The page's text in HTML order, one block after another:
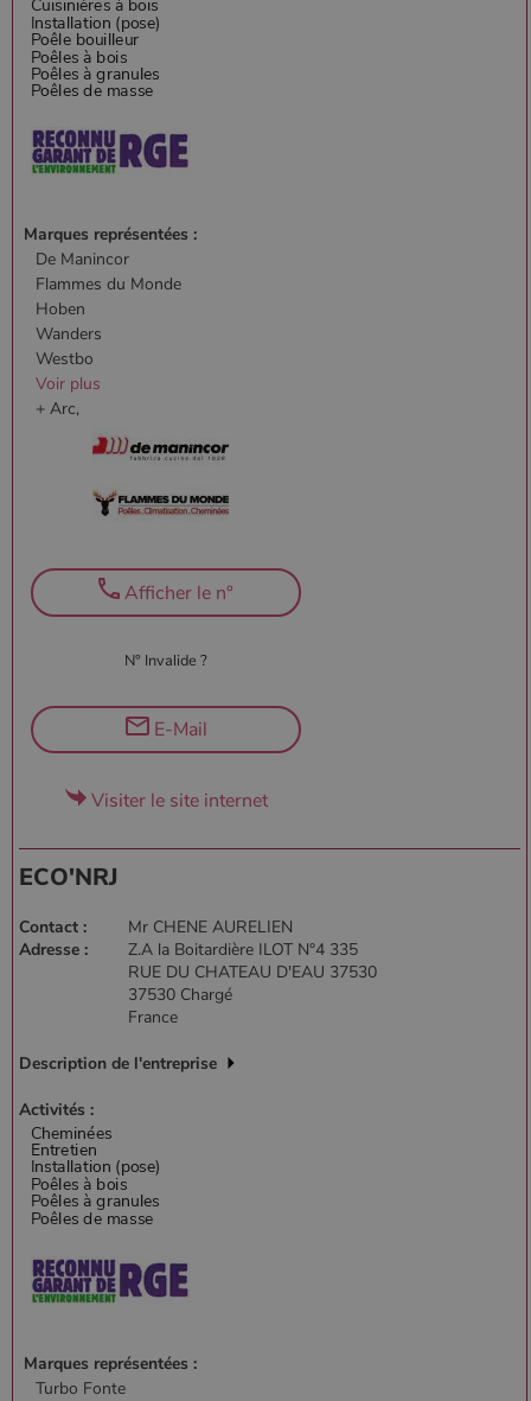
Marques représentées :
De Manincor
Flammes du Monde
Hoben
Wanders
Westbo
Voir plus
+ Arc,
N° Invalide ?
Afficher le n°
E-Mail
Visiter le site internet
ECO'NRJ
Contact :
Mr CHENE AURELIEN
Adresse :
Z.A la Boitardière ILOT N°4 335
RUE DU CHATEAU D'EAU 37530
37530 Chargé
France
Description de l'entreprise
Activités :
Marques représentées :
Turbo Fonte